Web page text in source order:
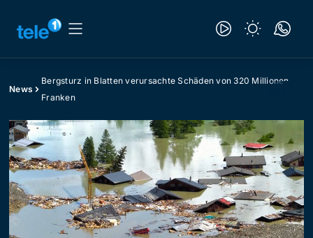
News
Bergsturz in Blatten verursachte Schäden von 320 Millionen
Franken